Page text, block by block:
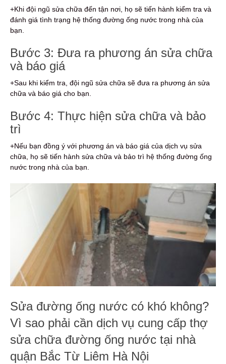
+Khi đội ngũ sửa chữa đến tận nơi, họ sẽ tiến hành kiểm tra và
đánh giá tình trạng hệ thống đường ống nước trong nhà của
bạn.
Bước 3: Đưa ra phương án sửa chữa
và báo giá
+Sau khi kiểm tra, đội ngũ sửa chữa sẽ đưa ra phương án sửa
chữa và báo giá cho bạn.
Bước 4: Thực hiện sửa chữa và bảo
trì
+Nếu bạn đồng ý với phương án và báo giá của dịch vụ sửa
chữa, họ sẽ tiến hành sửa chữa và bảo trì hệ thống đường ống
nước trong nhà của bạn.
Sửa đường ống nước có khó không?
Vì sao phải cần dịch vụ cung cấp thợ
sửa chữa đường ống nước tại nhà
quận Bắc Từ Liêm Hà Nội